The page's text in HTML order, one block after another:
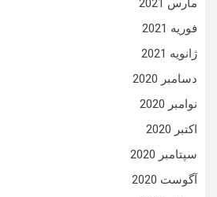
مارس 2021
فوریه 2021
ژانویه 2021
دسامبر 2020
نوامبر 2020
اکتبر 2020
سپتامبر 2020
آگوست 2020